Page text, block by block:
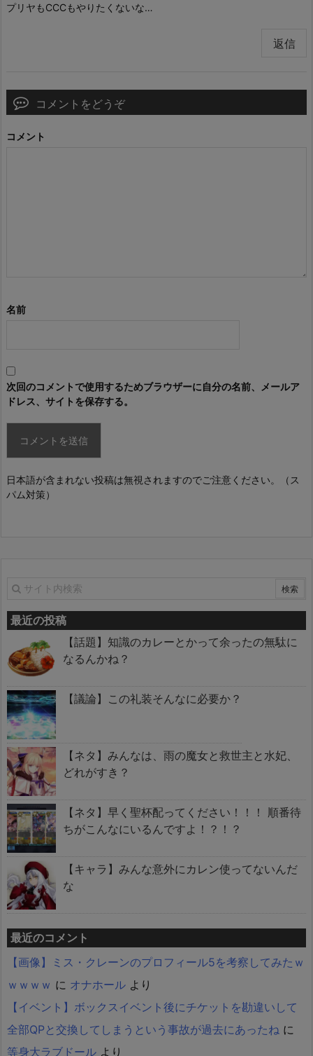
プリヤもCCCもやりたくないな…
返信
コメントをどうぞ
コメント
名前
次回のコメントで使用するためブラウザーに自分の名前、メールア
ドレス、サイトを保存する。
日本語が含まれない投稿は無視されますのでご注意ください。（ス
パム対策）
最近の投稿
【話題】知識のカレーとかって余ったの無駄に
なるんかね？
【議論】この礼装そんなに必要か？
【ネタ】みんなは、雨の魔女と救世主と水妃、
どれがすき？
【ネタ】早く聖杯配ってください！！！ 順番待
ちがこんなにいるんですよ！？！？
【キャラ】みんな意外にカレン使ってないんだ
な
最近のコメント
【画像】ミス・クレーンのプロフィール5を考察してみたｗ
ｗｗｗｗ に オナホール より
【イベント】ボックスイベント後にチケットを勘違いして
全部QPと交換してしまうという事故が過去にあったね に
等身大ラブドール より